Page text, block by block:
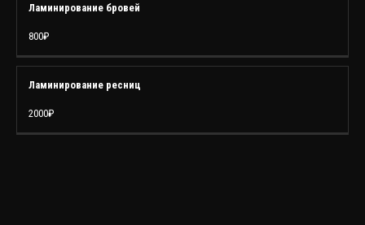
Ламинирование бровей
800₽
Ламинирование ресниц
2000₽